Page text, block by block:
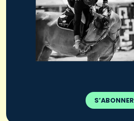
S’ABONNER